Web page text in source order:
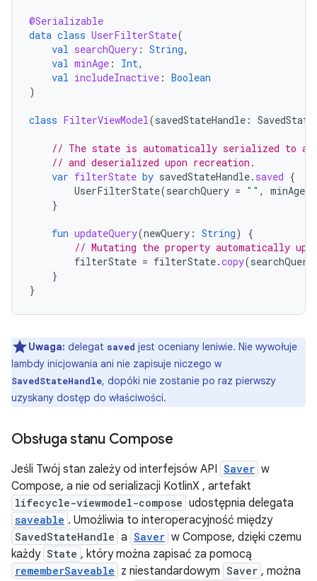
@Serializable
data class UserFilterState(
val searchQuery : String,
val minAge : Int,
val includeInactive : Boolean
)
class FilterViewModel(savedStateHandle :
// The state is automatically serialized to a
// and deserialized upon recreation.
var filterState by savedStateHandle. saved {
UserFilterState(searchQuery = "" , minAge
}
fun updateQuery(newQuery : String)
{
// Mutating the property automatically
filterState = filterState.copy(searchQuery
}
}
Uwaga: delegat saved jest oceniany leniwie. Nie wywołuje
lambdy inicjowania ani nie zapisuje niczego w
SavedStateHandle, dopóki nie zostanie po raz pierwszy
uzyskany dostęp do właściwości.
Obsługa stanu Compose
Jeśli Twój stan zależy od interfejsów API Saver w
Compose, a nie od serializacji KotlinX , artefakt
lifecycle-viewmodel-compose udostępnia delegata
saveable . Umożliwia to interoperacyjność między
SavedStateHandle a Saver w Compose, dzięki czemu
każdy State , który można zapisać za pomocą
rememberSaveable z niestandardowym Saver , można